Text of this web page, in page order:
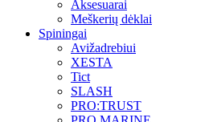
Aksesuarai
Meškerių dėklai
Spiningai
Avižadrebiui
XESTA
Tict
SLASH
PRO:TRUST